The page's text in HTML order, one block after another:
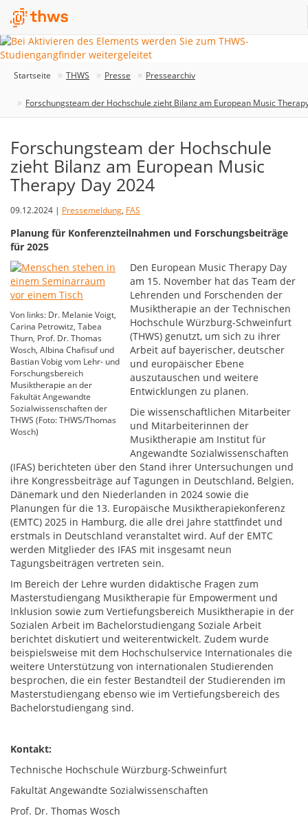
Startseite THWS Presse Pressearchiv
Forschungsteam der Hochschule zieht Bilanz am European Music
Forschungsteam der Hochschule
zieht Bilanz am European Music
Therapy Day 2024
09.12.2024 | Pressemeldung, FAS
Planung für Konferenzteilnahmen und Forschungsbeiträge
für 2025
Von links: Dr. Melanie Voigt,
Carina Petrowitz, Tabea
Thurn, Prof. Dr. Thomas
Wosch, Albina Chafisuf und
Bastian Vobig vom Lehr- und
Forschungsbereich
Musiktherapie an der
Fakultät Angewandte
Sozialwissenschaften der
THWS (Foto: THWS/Thomas
Wosch)
Den European Music Therapy Day
am 15. November hat das Team der
Lehrenden und Forschenden der
Musiktherapie an der Technischen
Hochschule Würzburg-Schweinfurt
(THWS) genutzt, um sich zu ihrer
Arbeit auf bayerischer, deutscher
und europäischer Ebene
auszutauschen und weitere
Entwicklungen zu planen.
Die wissenschaftlichen Mitarbeiter
und Mitarbeiterinnen der
Musiktherapie am Institut für
Angewandte Sozialwissenschaften
(IFAS) berichteten über den Stand ihrer Untersuchungen und
ihre Kongressbeiträge auf Tagungen in Deutschland, Belgien,
Dänemark und den Niederlanden in 2024 sowie die
Planungen für die 13. Europäische Musiktherapiekonferenz
(EMTC) 2025 in Hamburg, die alle drei Jahre stattfindet und
erstmals in Deutschland veranstaltet wird. Auf der EMTC
werden Mitglieder des IFAS mit insgesamt neun
Tagungsbeiträgen vertreten sein.
Im Bereich der Lehre wurden didaktische Fragen zum
Masterstudiengang Musiktherapie für Empowerment und
Inklusion sowie zum Vertiefungsbereich Musiktherapie in der
Sozialen Arbeit im Bachelorstudiengang Soziale Arbeit
berichtet diskutiert und weiterentwickelt. Zudem wurde
beispielsweise mit dem Hochschulservice Internationales die
weitere Unterstützung von internationalen Studierenden
besprochen, die ein fester Bestandteil der Studierenden im
Masterstudiengang ebenso wie im Vertiefungsbereich des
Bachelorstudiengang sind.
Kontakt:
Technische Hochschule Würzburg-Schweinfurt
Fakultät Angewandte Sozialwissenschaften
Prof. Dr. Thomas Wosch